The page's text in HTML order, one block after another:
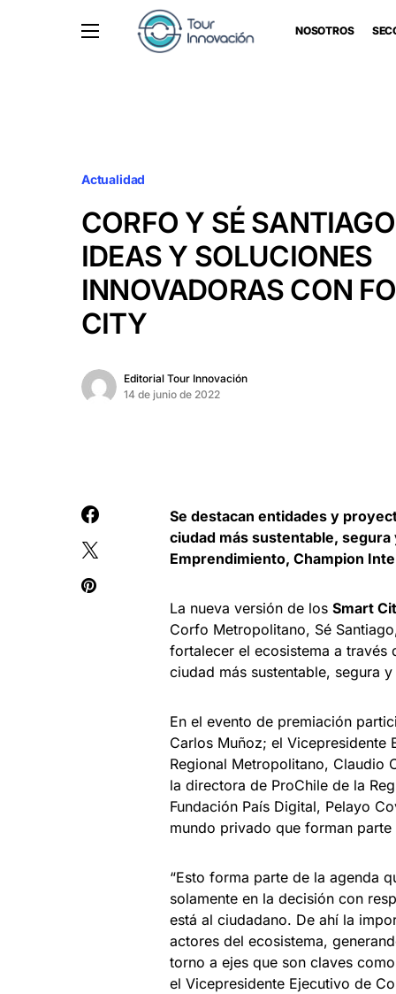
NOSOTROS
Actualidad
CORFO Y SÉ
IDEAS Y SOLUCIONES
INNOVADORAS CON
CITY
Editorial Tour Innovación
14 de junio de 2022
Se destacan entidades y
ciudad más sustentable,
Emprendimiento, Champion
La nueva versión de los Smart
Corfo Metropolitano, Sé
fortalecer el ecosistema a través
ciudad más sustentable, segura
En el evento de premiación
Carlos Muñoz; el Vicepresidente
Regional Metropolitano,
la directora de ProChile de la
Fundación País Digital, Pelayo
mundo privado que forman
“Esto forma parte de la agenda
solamente en la decisión con
está al ciudadano. De ahí la
actores del ecosistema,
torno a ejes que son claves
el Vicepresidente Ejecutivo de